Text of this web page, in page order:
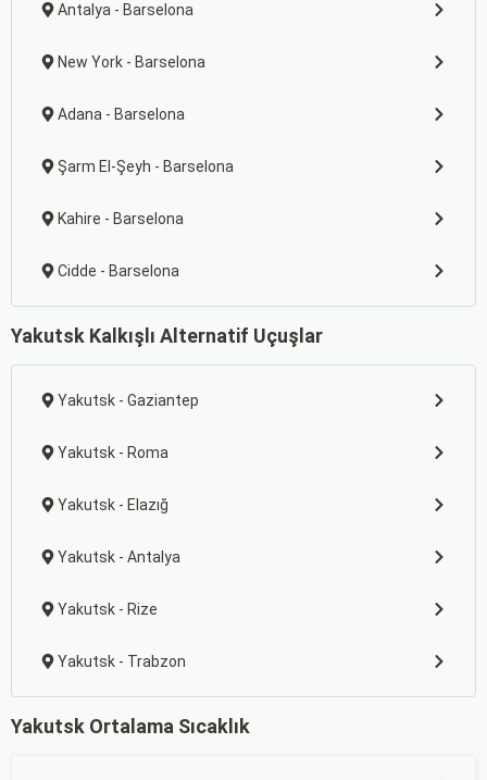
Antalya - Barselona
New York - Barselona
Adana - Barselona
Şarm El-Şeyh - Barselona
Kahire - Barselona
Cidde - Barselona
Yakutsk Kalkışlı Alternatif Uçuşlar
Yakutsk - Gaziantep
Yakutsk - Roma
Yakutsk - Elazığ
Yakutsk - Antalya
Yakutsk - Rize
Yakutsk - Trabzon
Yakutsk Ortalama Sıcaklık